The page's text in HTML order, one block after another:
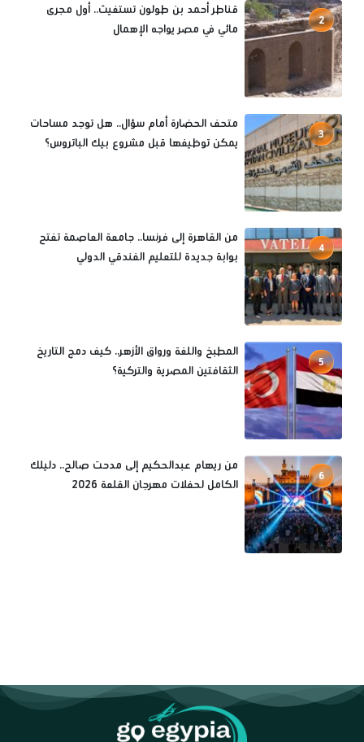
2
قناطر أحمد بن طولون تستغيث.. أول مجرى
مائي في مصر يواجه الإهمال
3
متحف الحضارة أمام سؤال.. هل توجد مساحات
يمكن توظيفها قبل مشروع بيك الباتروس؟
4
من القاهرة إلى فرنسا.. جامعة العاصمة تفتح
بوابة جديدة للتعليم الفندقي الدولي
5
المطبخ واللغة ورواق الأزهر.. كيف دمج التاريخ
الثقافتين المصرية والتركية؟
6
من ريهام عبدالحكيم إلى مدحت صالح.. دليلك
الكامل لحفلات مهرجان القلعة 2026